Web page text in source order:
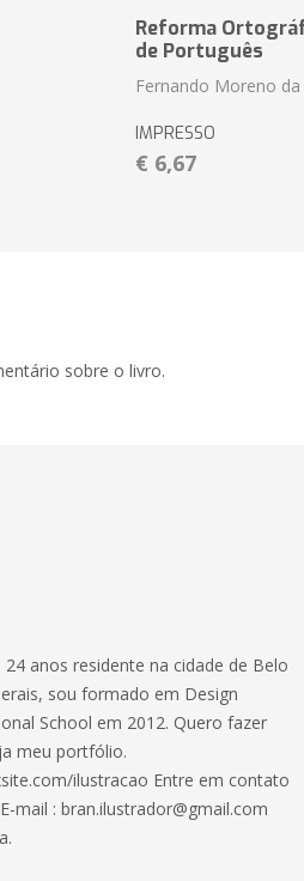
Reforma
de Português
Fernando Moreno da
IMPRESSO
€ 6,67
sobre o livro.
anos residente na cidade de Belo
sou formado em Design
School em 2012. Quero fazer
meu portfólio.
ilustracao Entre em contato
mail : bran.ilustrador@gmail.com